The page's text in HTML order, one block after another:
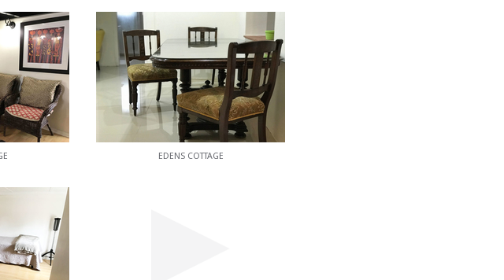
sind ein beliebtes Ziel für Gäste, ebenso wie
oder das Palmiet Nature Reserve.
EDENS COTTAGE